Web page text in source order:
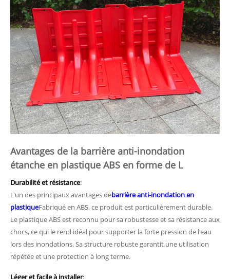
Avantages de la barrière anti-inondation
étanche en plastique ABS en forme de L
Durabilité et résistance:
L'un des principaux avantages debarrière anti-inondation en
plastiqueFabriqué en ABS, ce produit est particulièrement durable.
Le plastique ABS est reconnu pour sa robustesse et sa résistance aux
chocs, ce qui le rend idéal pour supporter la forte pression de l'eau
lors des inondations. Sa structure robuste garantit une utilisation
répétée et une protection à long terme.
Léger et facile à installer: